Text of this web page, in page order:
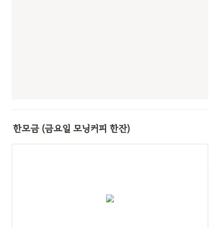
한모금 (금요일 모닝커피 한잔)